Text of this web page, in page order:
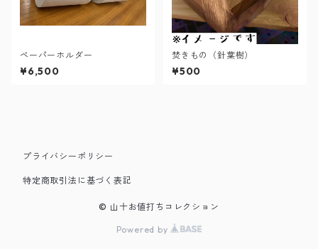
ペーパーホルダー
¥6,500
焚きもの（針葉樹）
¥500
プライバシーポリシー
特定商取引法に基づく表記
© 山十お値打ちコレクション
Powered by